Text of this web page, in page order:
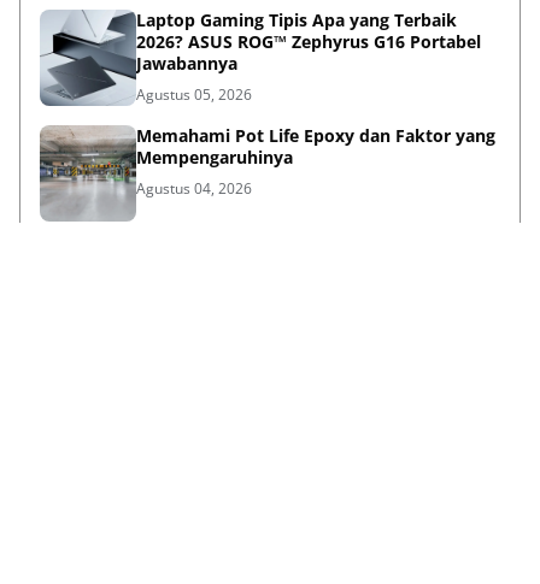
Laptop Gaming Tipis Apa yang Terbaik
2026? ASUS ROG™ Zephyrus G16 Portabel
Jawabannya
Agustus 05, 2026
Memahami Pot Life Epoxy dan Faktor yang
Mempengaruhinya
Agustus 04, 2026